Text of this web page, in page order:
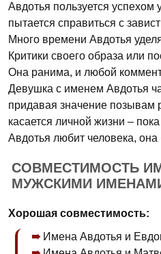
Авдотья пользуется
пытается справиться с
Много времени Авдотья
Критики своего образа или
Она ранима, и любой
Девушка с именем Авдотья
придавая значение позывам
касается личной жизни –
Авдотья любит человека, она
СОВМЕСТИМОСТЬ
МУЖСКИМИ
Хорошая совместимость:
Имена Авдотья и